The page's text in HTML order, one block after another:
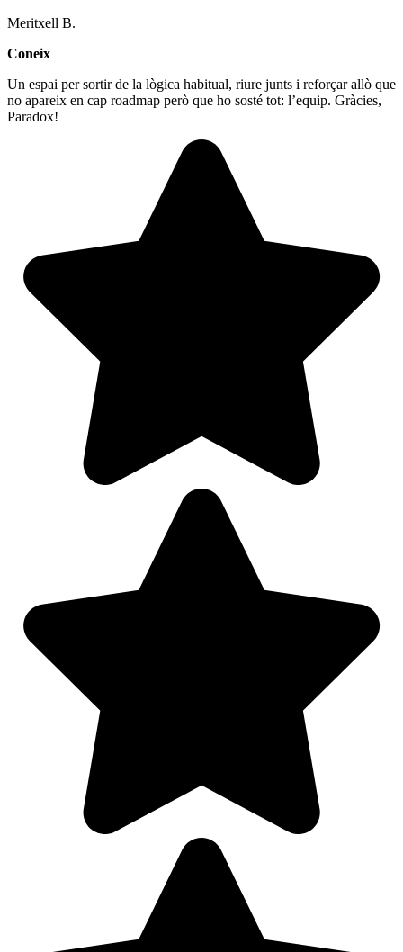
Meritxell B.
Coneix
Un espai per sortir de la lògica habitual, riure junts i reforçar allò que
no apareix en cap roadmap però que ho sosté tot: l’equip. Gràcies,
Paradox!